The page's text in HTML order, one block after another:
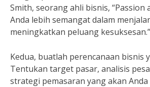
Smith, seorang ahli bisnis, “Passion
Anda lebih semangat dalam
meningkatkan peluang kesuksesan.”
Kedua, buatlah perencanaan bisnis
Tentukan target pasar, analisis
strategi pemasaran yang akan